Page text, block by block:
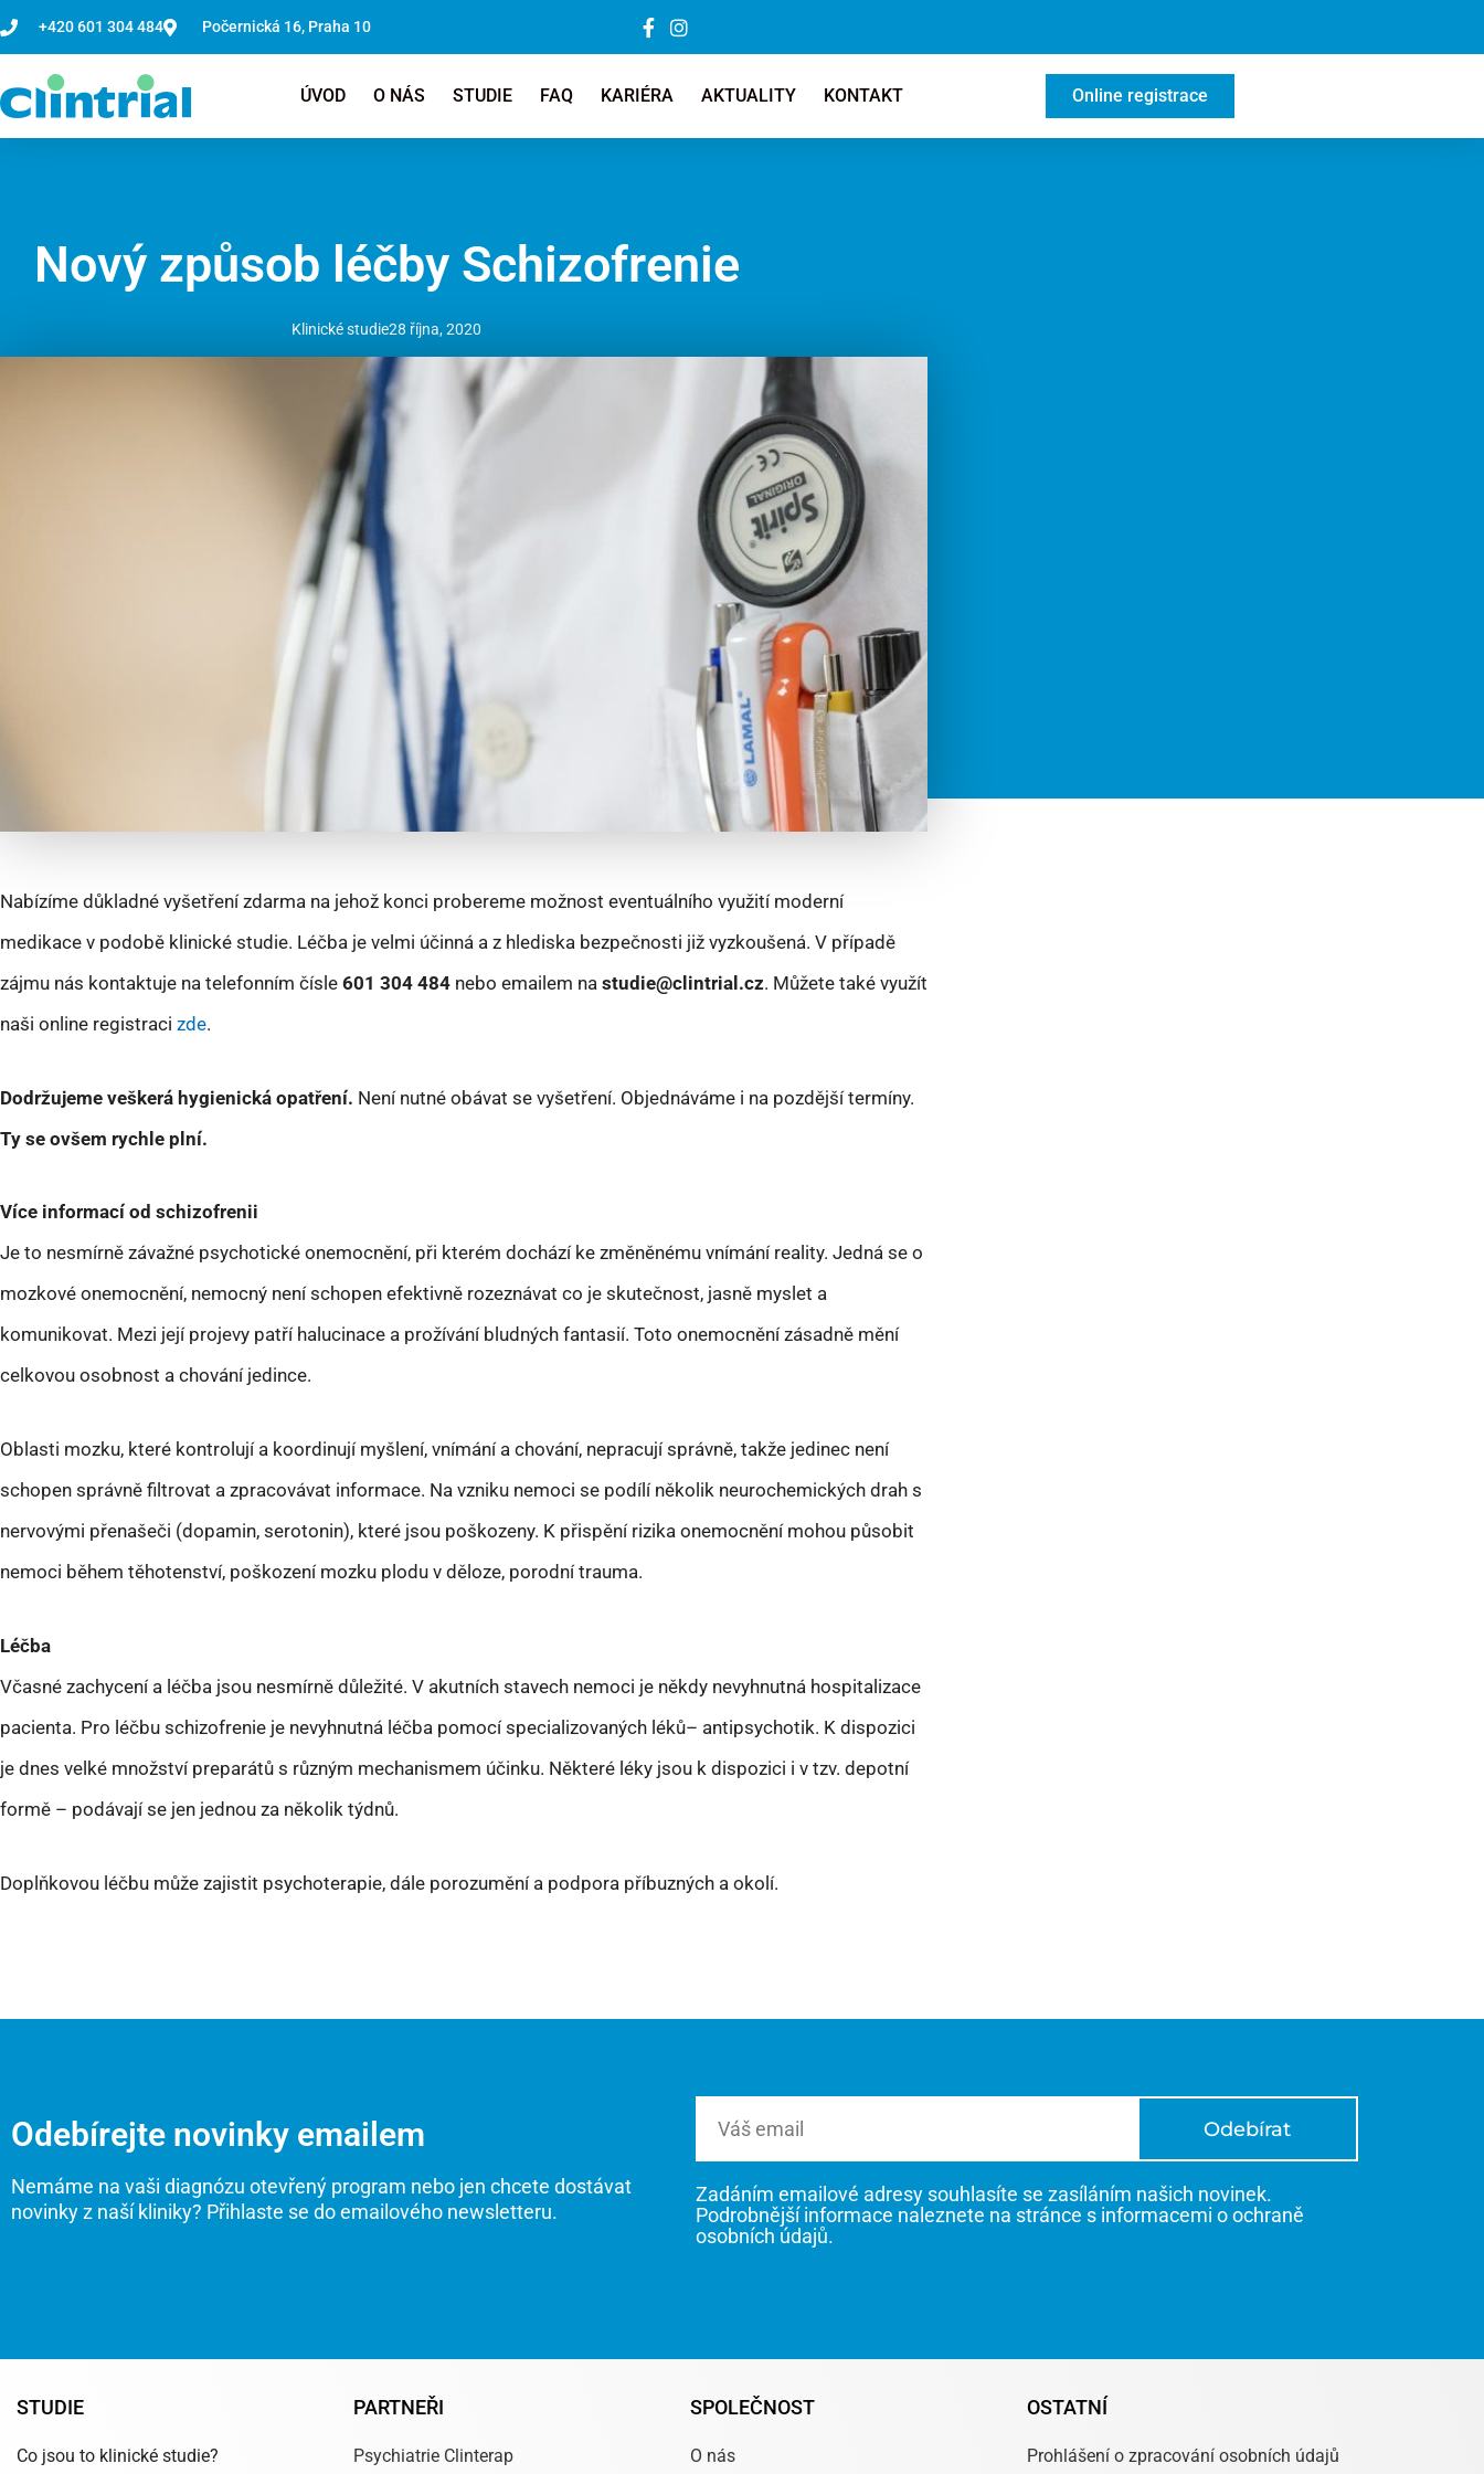
Přeskočit
obsah
+420 601 304 484 Počernická 16, Praha 10
ÚVOD O NÁS STUDIE FAQ KARIÉRA AKTUALITY KONTAKT Online registrace
Nový způsob léčby Schizofrenie
Klinické studie28 října, 2020
Nabízíme důkladné vyšetření zdarma na jehož konci probereme možnost eventuálního využití moderní
medikace v podobě klinické studie. Léčba je velmi účinná a z hlediska bezpečnosti již vyzkoušená. V případě
zájmu nás kontaktuje na telefonním čísle 601 304 484 nebo emailem na studie@clintrial.cz. Můžete také využít
naši online registraci zde.
Dodržujeme veškerá hygienická opatření. Není nutné obávat se vyšetření. Objednáváme i na pozdější termíny.
Ty se ovšem rychle plní.
Více informací od schizofrenii
Je to nesmírně závažné psychotické onemocnění, při kterém dochází ke změněnému vnímání reality. Jedná se o
mozkové onemocnění, nemocný není schopen efektivně rozeznávat co je skutečnost, jasně myslet a
komunikovat. Mezi její projevy patří halucinace a prožívání bludných fantasií. Toto onemocnění zásadně mění
celkovou osobnost a chování jedince.
Oblasti mozku, které kontrolují a koordinují myšlení, vnímání a chování, nepracují správně, takže jedinec není
schopen správně filtrovat a zpracovávat informace. Na vzniku nemoci se podílí několik neurochemických drah s
nervovými přenašeči (dopamin, serotonin), které jsou poškozeny. K přispění rizika onemocnění mohou působit
nemoci během těhotenství, poškození mozku plodu v děloze, porodní trauma.
Léčba
Včasné zachycení a léčba jsou nesmírně důležité. V akutních stavech nemoci je někdy nevyhnutná hospitalizace
pacienta. Pro léčbu schizofrenie je nevyhnutná léčba pomocí specializovaných léků– antipsychotik. K dispozici
je dnes velké množství preparátů s různým mechanismem účinku. Některé léky jsou k dispozici i v tzv. depotní
formě – podávají se jen jednou za několik týdnů.
Doplňkovou léčbu může zajistit psychoterapie, dále porozumění a podpora příbuzných a okolí.
Odebírejte novinky emailem
Nemáme na vaši diagnózu otevřený program nebo jen chcete dostávat
novinky z naší kliniky? Přihlaste se do emailového newsletteru.
Odebírat
Zadáním emailové adresy souhlasíte se zasíláním našich novinek.
Podrobnější informace naleznete na stránce s informacemi o ochraně
osobních údajů.
STUDIE
Co jsou to klinické studie?
PARTNEŘI
Psychiatrie Clinterap
SPOLEČNOST
O nás
OSTATNÍ
Prohlášení o zpracování osobních údajů